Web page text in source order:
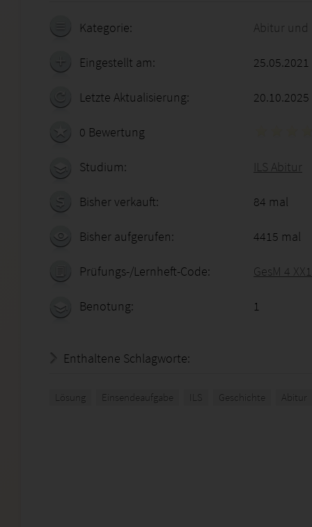
Kategorie: Abitur und
Eingestellt am:
Letzte Aktualisierung: 20.10.2025
0 Bewertung
Studium: ILS Abitur
Bisher verkauft: 84 mal
Bisher aufgerufen: 4415 mal
Prüfungs-/Lernheft-Code: GesM 4
Benotung: 1
Enthaltene Schlagworte:
Lösung Einsendeaufgabe ILS Geschichte Abitur